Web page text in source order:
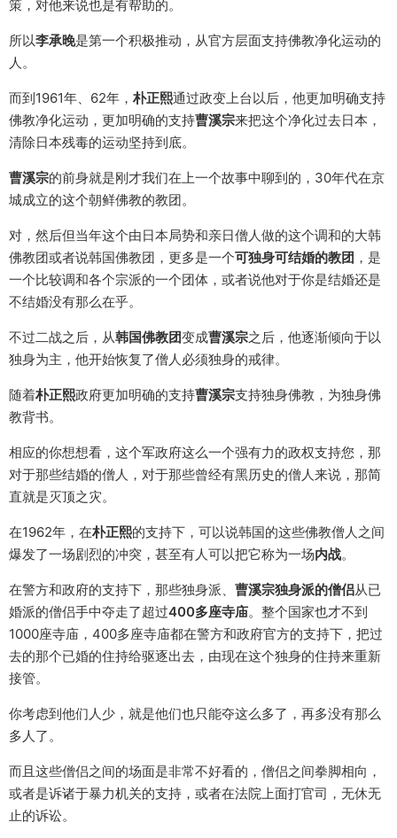
策，对他来说也是有帮助的。
所以李承晚是第一个积极推动，从官方层面支持佛教净化运动的
人。
而到1961年、62年，朴正熙通过政变上台以后，他更加明确支持
佛教净化运动，更加明确的支持曹溪宗来把这个净化过去日本，
清除日本残毒的运动坚持到底。
曹溪宗的前身就是刚才我们在上一个故事中聊到的，30年代在京
城成立的这个朝鲜佛教的教团。
对，然后但当年这个由日本局势和亲日僧人做的这个调和的大韩
佛教团或者说韩国佛教团，更多是一个可独身可结婚的教团 ，是
一个比较调和各个宗派的一个团体，或者说他对于你是结婚还是
不结婚没有那么在乎。
不过二战之后，从韩国佛教团变成曹溪宗之后，他逐渐倾向于以
独身为主，他开始恢复了僧人必须独身的戒律。
随着朴正熙政府更加明确的支持曹溪宗支持独身佛教，为独身佛
教背书。
相应的你想想看，这个军政府这么一个强有力的政权支持您，那
对于那些结婚的僧人，对于那些曾经有黑历史的僧人来说，那简
直就是灭顶之灾。
在1962年，在朴正熙的支持下，可以说韩国的这些佛教僧人之间
爆发了一场剧烈的冲突，甚至有人可以把它称为一场内战。
在警方和政府的支持下，那些独身派、 曹溪宗独身派的僧侣从已
婚派的僧侣手中夺走了超过400多座寺庙。整个国家也才不到
1000座寺庙，400多座寺庙都在警方和政府官方的支持下，把过
去的那个已婚的住持给驱逐出去，由现在这个独身的住持来重新
接管。
你考虑到他们人少，就是他们也只能夺这么多了，再多没有那么
多人了。
而且这些僧侣之间的场面是非常不好看的，僧侣之间拳脚相向，
或者是诉诸于暴力机关的支持，或者在法院上面打官司，无休无
止的诉讼。